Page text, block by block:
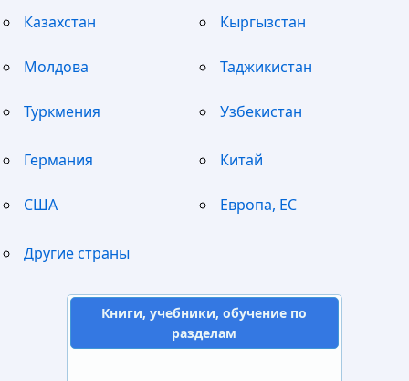
Казахстан Кыргызстан
Молдова Таджикистан
Туркмения Узбекистан
Германия Китай
США Европа, ЕС
Другие страны
Книги, учебники, обучение по
разделам